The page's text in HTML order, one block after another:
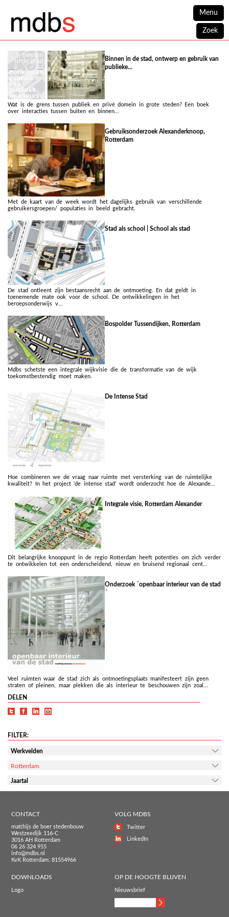
Menu
Zoek
Binnen in de stad, ontwerp en gebruik van
publieke...
Wat is de grens tussen publiek en privé domein in grote steden? Een boek
over interacties tussen buiten en binnen...
Gebruiksonderzoek Alexanderknoop,
Rotterdam
Met de kaart van de week wordt het dagelijks gebruik van verschillende
gebruikersgroepen/ populaties in beeld gebracht.
Stad als school | School als stad
De stad ontleent zijn bestaansrecht aan de ontmoeting. En dat geldt in
toenemende mate ook voor de school. De ontwikkelingen in het
beroepsonderwijs v...
Bospolder Tussendijken, Rotterdam
Mdbs schetste een integrale wijkvisie die de transformatie van de wijk
toekomstbestendig moet maken.
De Intense Stad
Hoe combineren we de vraag naar ruimte met versterking van de ruimtelijke
kwaliteit? In het project ‘de intense stad’ wordt onderzocht hoe de Alexande...
Integrale visie, Rotterdam Alexander
Dit belangrijke knooppunt in de regio Rotterdam heeft potenties om zich verder
te ontwikkelen tot een onderscheidend, nieuw en bruisend regionaal cent...
Onderzoek ´openbaar interieur van de stad
Veel ruimten waar de stad zich als ontmoetingsplaats manifesteert zijn geen
straten of pleinen, maar plekken die als interieur te beschouwen zijn zoal...
DELEN
FILTER:
Werkvelden
Rotterdam
Jaartal
CONTACT
matthijs de boer stedenbouw
Westzeedijk 116-C
3016 AH Rotterdam
06 26 324 955
info@mdbs.nl
KvK Rotterdam: 81554966
VOLG MDBS
Twitter
LinkedIn
DOWNLOADS
Logo
OP DE HOOGTE BLIJVEN
Nieuwsbrief